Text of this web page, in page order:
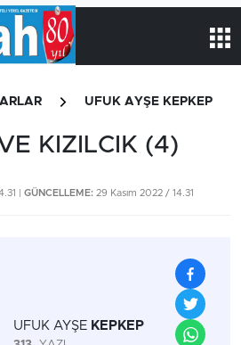
UFUK AYŞE KEPKEP
KIZILCIK (4)
| GÜNCELLEME: 29 Kasım 2022 / 14.31
UFUK AYŞE KEPKEP